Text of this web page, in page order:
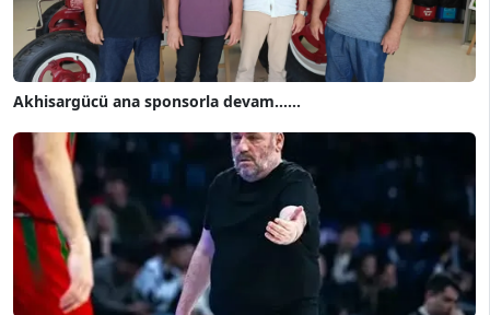
Akhisargücü ana sponsorla devam......